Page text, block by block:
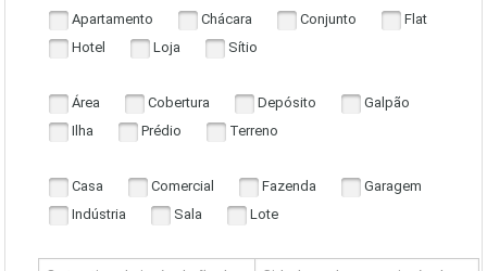
Apartamento Chácara Conjunto
Flat
Hotel
Loja Sítio
Área Cobertura Depósito
Galpão
Ilha
Prédio Terreno
Casa Comercial Fazenda
Garagem
Indústria
Sala Lote